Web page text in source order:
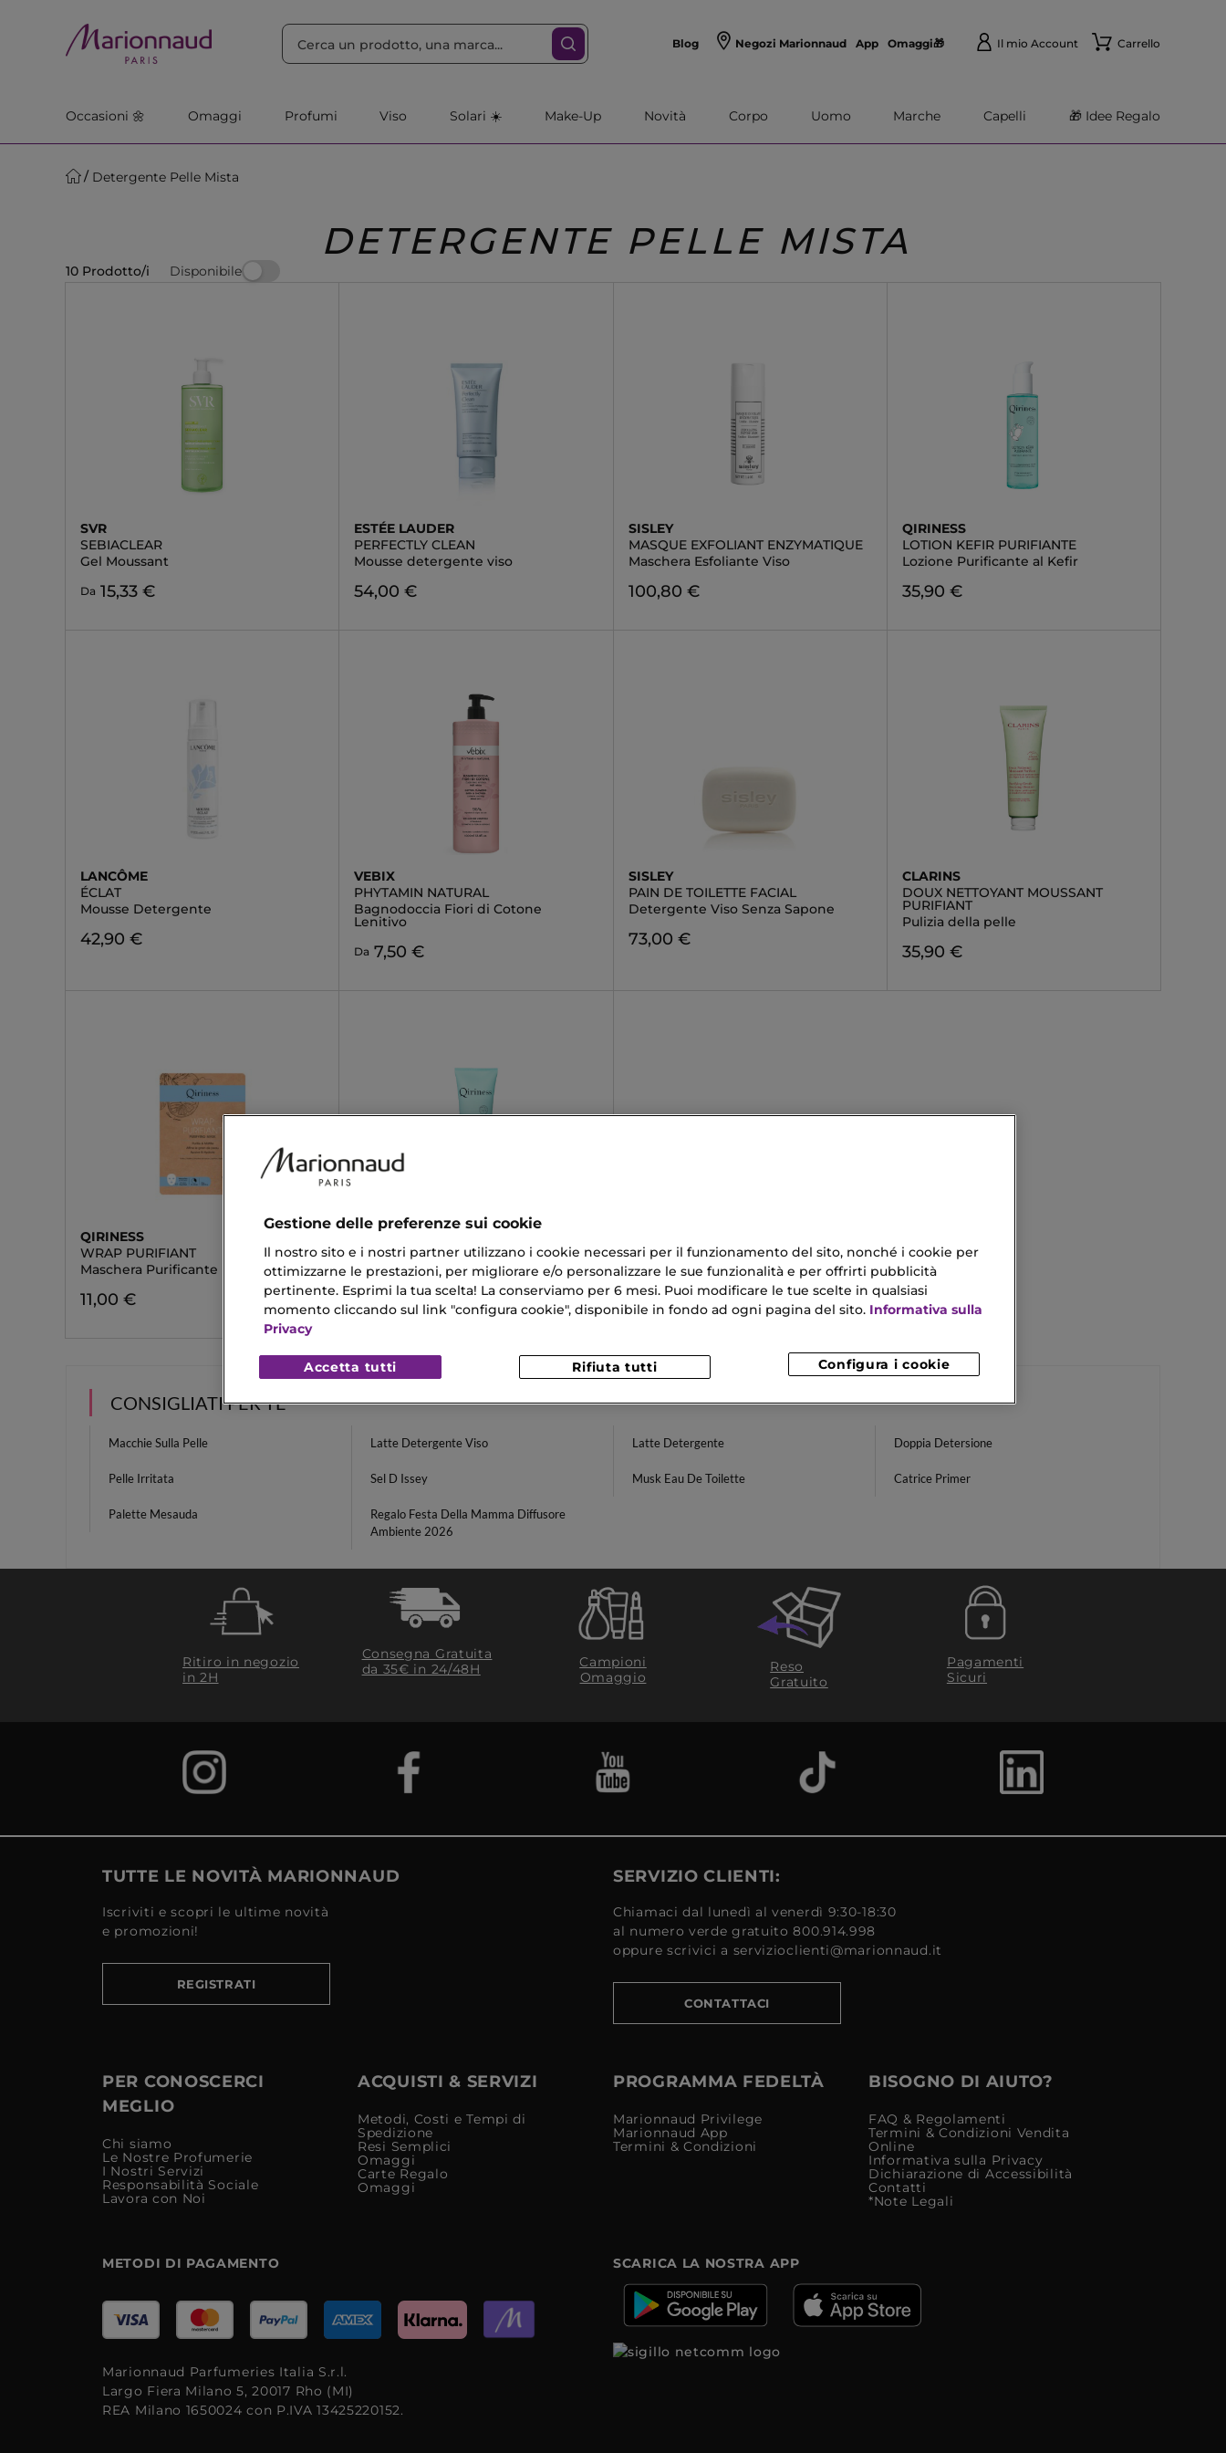
Blog Negozi Marionnaud App Omaggi🎁 Il mio Account Carrello
Occasioni 🌼 Omaggi Profumi Viso Solari ☀️ Make-Up Novità Corpo Uomo Marche Capelli 🎁 Idee Regalo
Detergente Pelle Mista
DETERGENTE PELLE MISTA
10 Prodotto/i Disponibile
SVR
SEBIACLEAR
Gel Moussant
Da 15,33 €
ESTÉE LAUDER
PERFECTLY CLEAN
Mousse detergente viso
54,00 €
SISLEY
MASQUE EXFOLIANT ENZYMATIQUE
Maschera Esfoliante Viso
100,80 €
QIRINESS
LOTION KEFIR PURIFIANTE
Lozione Purificante al Kefir
35,90 €
LANCÔME
ÉCLAT
Mousse Detergente
42,90 €
VEBIX
PHYTAMIN NATURAL
Bagnodoccia Fiori di Cotone
Lenitivo
Da 7,50 €
SISLEY
PAIN DE TOILETTE FACIAL
Detergente Viso Senza Sapone
73,00 €
CLARINS
DOUX NETTOYANT MOUSSANT
PURIFIANT
Pulizia della pelle
35,90 €
QIRINESS
WRAP PURIFIANT
Maschera Purificante
11,00 €
QIRINESS
GINGER GEL PURIFIANT
Gel Purificante allo Zenzero
31,90 €
CONSIGLIATI PER TE
Macchie Sulla Pelle Latte Detergente Viso Latte Detergente Doppia Detersione
Pelle Irritata Sel D Issey Musk Eau De Toilette Catrice Primer
Palette Mesauda
Regalo Festa Della Mamma Diffusore
Ambiente 2026
Ritiro in negozio
in 2H
Consegna Gratuita
da 35€​ in 24/48H
Campioni
Omaggio
Reso
Gratuito
Pagamenti
Sicuri
TUTTE LE NOVITÀ MARIONNAUD
Iscriviti e scopri le ultime novità
e promozioni!
REGISTRATI
SERVIZIO CLIENTI:
Chiamaci dal lunedì al venerdì 9:30-18:30
al numero verde gratuito 800.914.998
oppure scrivici a servizioclienti@marionnaud.it
CONTATTACI
PER CONOSCERCI
MEGLIO
Chi siamo
Le Nostre Profumerie
I Nostri Servizi
Responsabilità Sociale
Lavora con Noi
ACQUISTI & SERVIZI
Metodi, Costi e Tempi di
Spedizione
Resi Semplici
Omaggi
Carte Regalo
Omaggi
PROGRAMMA FEDELTÀ
Marionnaud Privilege
Marionnaud App
Termini & Condizioni
BISOGNO DI AIUTO?
FAQ & Regolamenti
Termini & Condizioni Vendita
Online
Informativa sulla Privacy
Dichiarazione di Accessibilità
Contatti
*Note Legali
METODI DI PAGAMENTO
Marionnaud Parfumeries Italia S.r.l.
Largo Fiera Milano 5, 20017 Rho (MI)
REA Milano 1650024 con P.IVA 13425220152.
SCARICA LA NOSTRA APP
Gestione delle preferenze sui cookie
Il nostro sito e i nostri partner utilizzano i cookie necessari per il funzionamento del sito, nonché i cookie per
ottimizzarne le prestazioni, per migliorare e/o personalizzare le sue funzionalità e per offrirti pubblicità
pertinente. Esprimi la tua scelta! La conserviamo per 6 mesi. Puoi modificare le tue scelte in qualsiasi
momento cliccando sul link "configura cookie", disponibile in fondo ad ogni pagina del sito. Informativa sulla
Privacy
Configura i cookie
Rifiuta tutti
Accetta tutti